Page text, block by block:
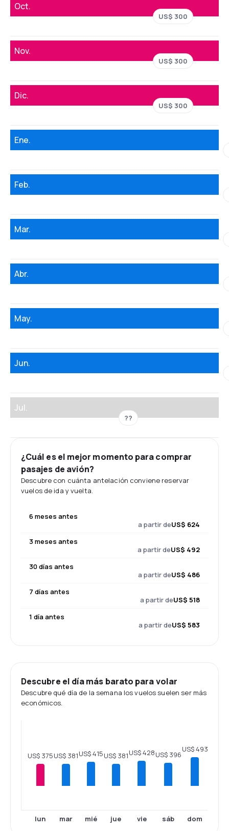
Oct.
US$ 300
Nov.
US$ 300
Dic.
US$ 300
Ene.
Feb.
Mar.
Abr.
May.
Jun.
Jul.
??
¿Cuál es el mejor momento para comprar
pasajes de avión?
Descubre con cuánta antelación conviene reservar
vuelos de ida y vuelta.
6 meses antes
a partir deUS$ 624
3 meses antes
a partir deUS$ 492
30 días antes
a partir deUS$ 486
7 días antes
a partir deUS$ 518
1 día antes
a partir deUS$ 583
Descubre el día más barato para volar
Descubre qué día de la semana los vuelos suelen ser más
económicos.
US$ 375
lun
US$ 381
mar
US$ 415
mié
US$ 381
jue
US$ 428
vie
US$ 396
sáb
US$ 493
dom